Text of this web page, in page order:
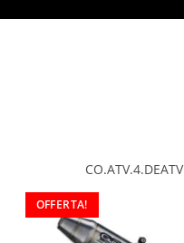
CO.ATV.4.DEATV
OFFERTA!